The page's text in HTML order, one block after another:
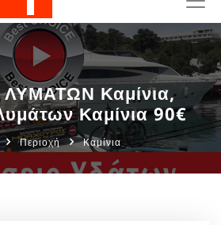
Καμίνια,
Καμίνια 90€
Περιοχή Καμίνια